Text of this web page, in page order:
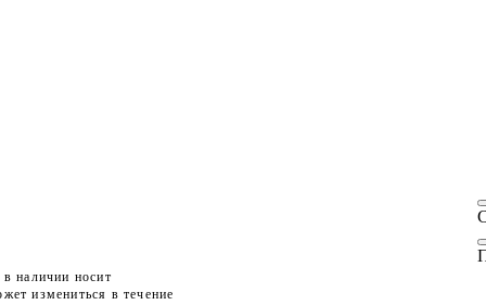
наличии носит
измениться в течение